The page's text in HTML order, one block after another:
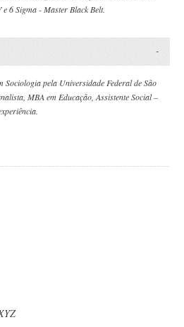
e 6 Sigma - Master Black Belt.
Sociologia pela Universidade Federal de São
MBA em Educação, Assistente Social –